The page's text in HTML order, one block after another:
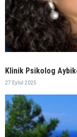
Klinik Psikolog
27 Eylül 2025